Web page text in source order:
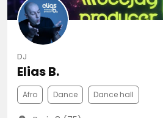
DJ
Elias B.
Afro Dance Dance hall